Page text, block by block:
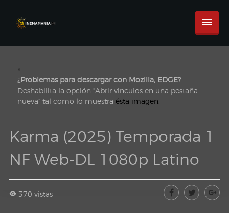
×
¿Problemas para descargar con Mozilla, EDGE?
Deshabilita la opción "Abrir vinculos en una pestaña
nueva" tal como lo muestra ésta imagen.
Karma (2025) Temporada 1
NF Web-DL 1080p Latino
370 vistas